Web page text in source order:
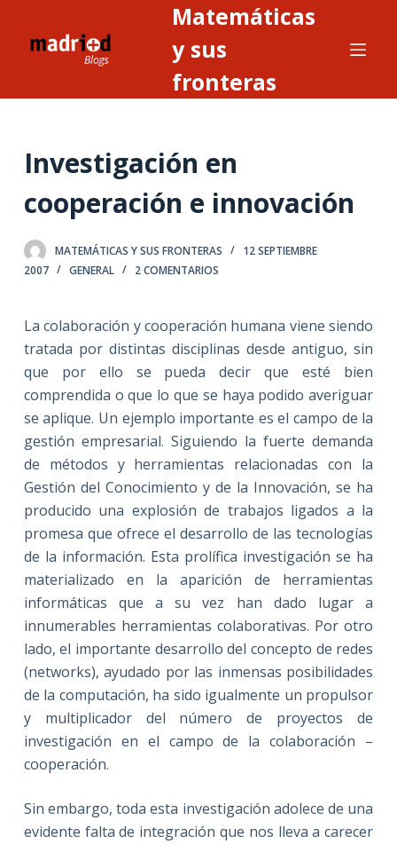
n
n
d
o
Matemáticas
y sus
fronteras
Investigación en
cooperación e innovación
MATEMÁTICAS Y SUS FRONTERAS
12 SEPTIEMBRE
2007
GENERAL 2 COMENTARIOS
La colaboración y cooperación humana viene siendo
tratada por distintas disciplinas desde antiguo, sin
que por ello se pueda decir que esté bien
comprendida o que lo que se haya podido averiguar
se aplique. Un ejemplo importante es el campo de la
gestión empresarial. Siguiendo la fuerte demanda
de métodos y herramientas relacionadas con la
Gestión del Conocimiento y de la Innovación, se ha
producido una explosión de trabajos ligados a la
promesa que ofrece el desarrollo de las tecnologías
de la información. Esta prolífica investigación se ha
materializado en la aparición de herramientas
informáticas que a su vez han dado lugar a
innumerables herramientas colaborativas. Por otro
lado, el importante desarrollo del concepto de redes
(networks), ayudado por las inmensas posibilidades
de la computación, ha sido igualmente un propulsor
y multiplicador del número de proyectos de
investigación en el campo de la colaboración –
cooperación.
Sin embargo, toda esta investigación adolece de una
evidente falta de integración que nos lleva a carecer